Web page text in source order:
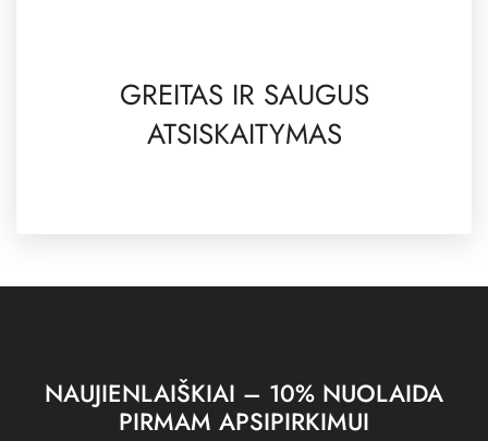
GREITAS IR SAUGUS
ATSISKAITYMAS
NAUJIENLAIŠKIAI – 10% NUOLAIDA
PIRMAM APSIPIRKIMUI